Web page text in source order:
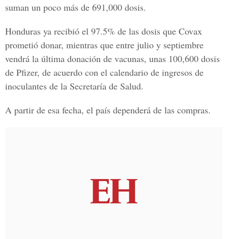
suman un poco más de 691,000 dosis.
Honduras ya recibió el 97.5% de las dosis que Covax
prometió donar, mientras que entre julio y septiembre
vendrá la última donación de vacunas, unas 100,600 dosis
de Pfizer, de acuerdo con el calendario de ingresos de
inoculantes de la Secretaría de Salud.
A partir de esa fecha, el país dependerá de las compras.